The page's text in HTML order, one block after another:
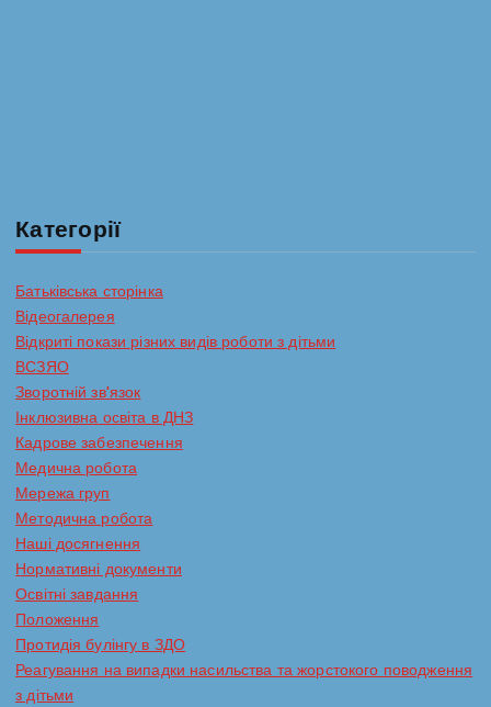
в
Категорії
Батьківська сторінка
Відеогалерея
Відкриті покази різних видів роботи з дітьми
ВСЗЯО
Зворотній зв'язок
Інклюзивна освіта в ДНЗ
Кадрове забезпечення
Медична робота
Мережа груп
Методична робота
Наші досягнення
Нормативні документи
Освітні завдання
Положення
Протидія булінгу в ЗДО
Реагування на випадки насильства та жорстокого поводження
з дітьми